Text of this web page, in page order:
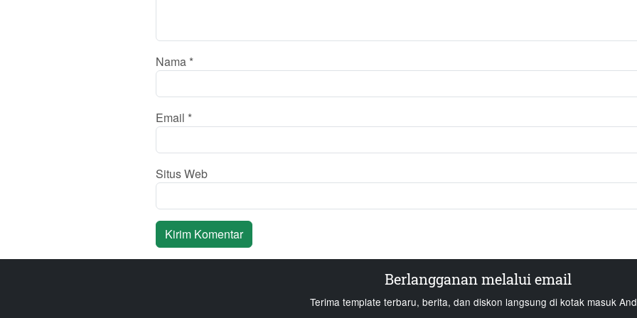
Nama *
Email *
Situs Web
Berlangganan melalui email
Terima template terbaru, berita, dan diskon langsung di kotak masuk